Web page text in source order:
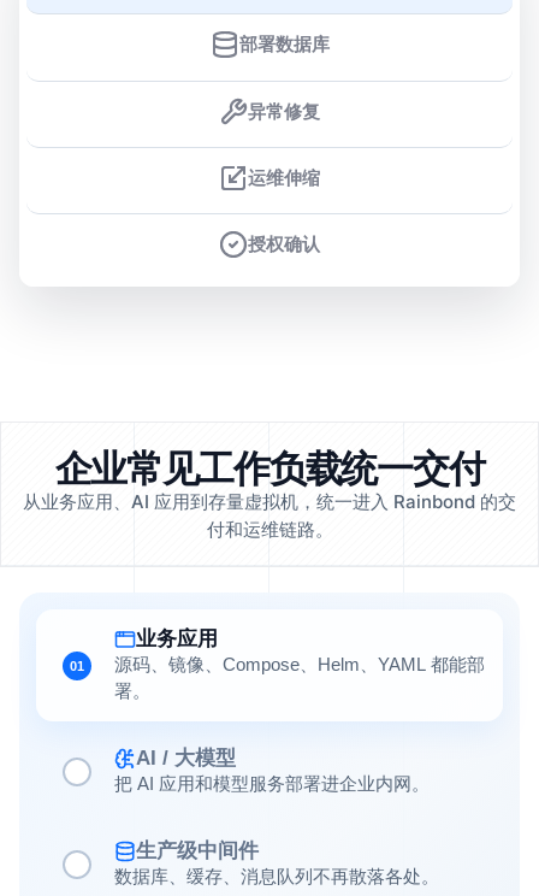
部署数据库
异常修复
运维伸缩
授权确认
企业常见工作负载统一交付
从业务应用、AI 应用到存量虚拟机，统一进入 Rainbond 的交
付和运维链路。
01
业务应用
源码、镜像、Compose、Helm、YAML 都能部
署。
AI / 大模型
把 AI 应用和模型服务部署进企业内网。
生产级中间件
数据库、缓存、消息队列不再散落各处。